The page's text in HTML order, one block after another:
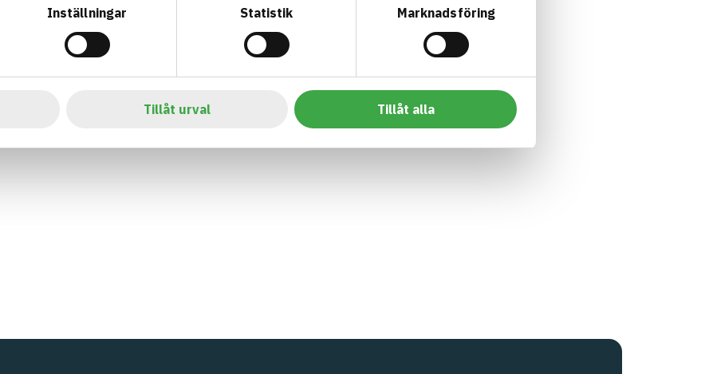
Inställningar Statistik Marknadsföring
Tillåt urval Tillåt alla